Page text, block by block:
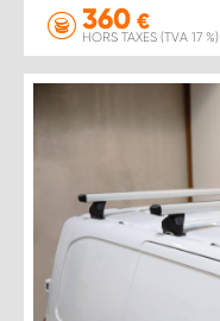
360 €
HORS TAXES (TVA 17 %)